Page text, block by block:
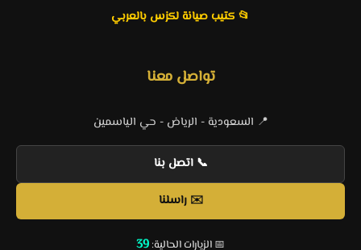
📂 كتيب صيانة لكزس بالعربي
تواصل معنا
📍 السعودية - الرياض - حي الياسمين
📞 اتصل بنا
✉️ راسلنا
📅 الزيارات الحالية: 39